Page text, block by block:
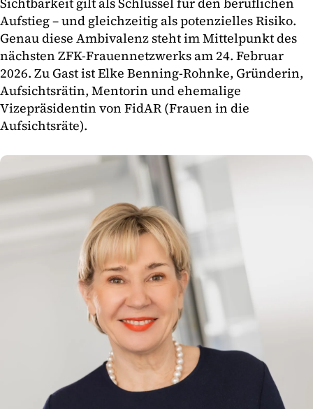
Aufstieg – und gleichzeitig als potenzielles Risiko.
Genau diese Ambivalenz steht im Mittelpunkt des
nächsten ZFK-Frauennetzwerks am 24. Februar
2026. Zu Gast ist Elke Benning-Rohnke, Gründerin,
Aufsichtsrätin, Mentorin und ehemalige
Vizepräsidentin von FidAR (Frauen in die
Aufsichtsräte).